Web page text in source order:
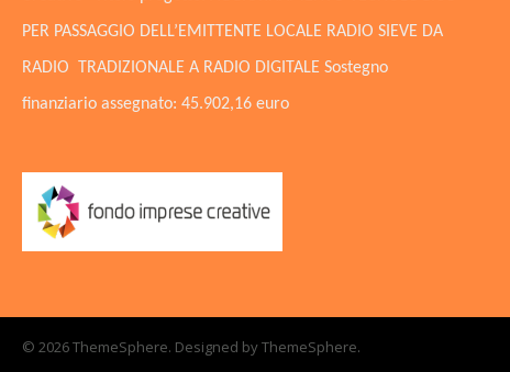
PER PASSAGGIO DELL’EMITTENTE LOCALE RADIO SIEVE DA
RADIO TRADIZIONALE A RADIO DIGITALE Sostegno
finanziario assegnato: 45.902,16 euro
© 2026 ThemeSphere. Designed byThemeSphere.